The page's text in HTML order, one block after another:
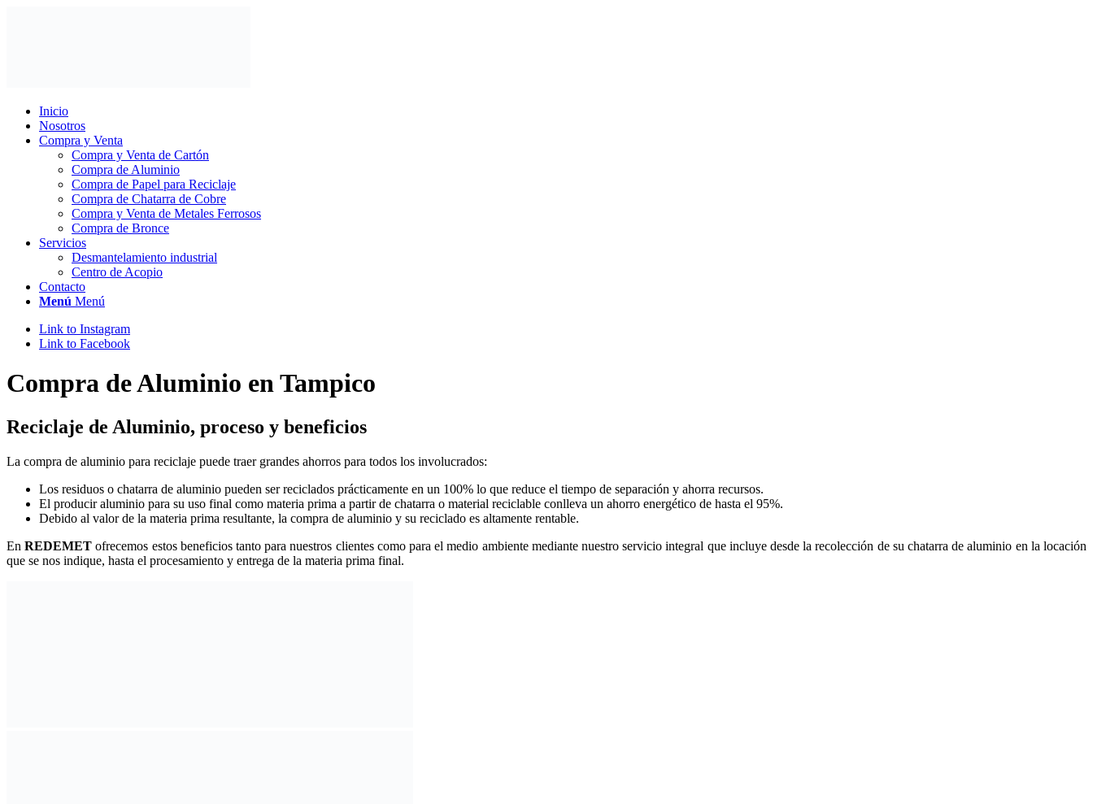
Inicio
Nosotros
Compra y Venta
Compra y Venta de Cartón
Compra de Aluminio
Compra de Papel para Reciclaje
Compra de Chatarra de Cobre
Compra y Venta de Metales Ferrosos
Compra de Bronce
Servicios
Desmantelamiento industrial
Centro de Acopio
Contacto
Menú Menú
Link to Instagram
Link to Facebook
Compra de Aluminio en Tampico
Reciclaje de Aluminio, proceso y beneficios
La compra de aluminio para reciclaje puede traer grandes ahorros para todos los involucrados:
Los residuos o chatarra de aluminio pueden ser reciclados prácticamente en un 100% lo que reduce el tiempo de separación y ahorra recursos.
El producir aluminio para su uso final como materia prima a partir de chatarra o material reciclable conlleva un ahorro energético de hasta el 95%.
Debido al valor de la materia prima resultante, la compra de aluminio y su reciclado es altamente rentable.
EnREDEMET ofrecemos estos beneficios tanto para nuestros clientes como para el medio ambiente mediante nuestro servicio integral que incluye desde la recolección de su chatarra de aluminio en la locación
que se nos indique, hasta el procesamiento y entrega de la materia prima final.